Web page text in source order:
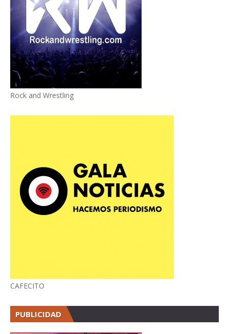
Rock and Wrestling
CAFECITO
PUBLICIDAD